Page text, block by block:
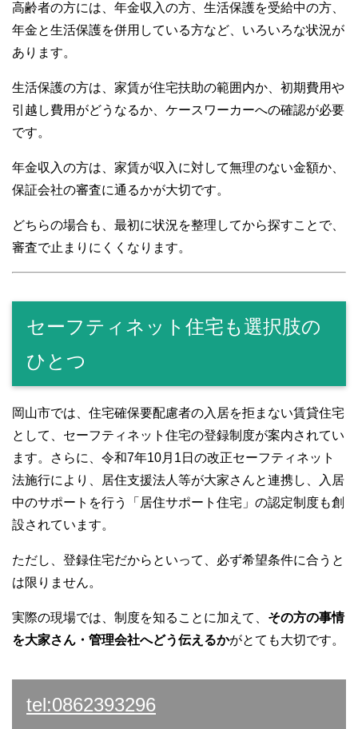
高齢者の方には、年金収入の方、生活保護を受給中の方、
年金と生活保護を併用している方など、いろいろな状況が
あります。
生活保護の方は、家賃が住宅扶助の範囲内か、初期費用や
引越し費用がどうなるか、ケースワーカーへの確認が必要
です。
年金収入の方は、家賃が収入に対して無理のない金額か、
保証会社の審査に通るかが大切です。
どちらの場合も、最初に状況を整理してから探すことで、
審査で止まりにくくなります。
セーフティネット住宅も選択肢の
ひとつ
岡山市では、住宅確保要配慮者の入居を拒まない賃貸住宅
として、セーフティネット住宅の登録制度が案内されてい
ます。さらに、令和7年10月1日の改正セーフティネット
法施行により、居住支援法人等が大家さんと連携し、入居
中のサポートを行う「居住サポート住宅」の認定制度も創
設されています。
ただし、登録住宅だからといって、必ず希望条件に合うと
は限りません。
実際の現場では、制度を知ることに加えて、 その方の事情
を大家さん・管理会社へどう伝えるかがとても大切です。
tel:0862393296